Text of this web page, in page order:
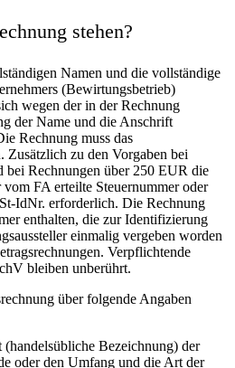
stehen?
Namen und die vollständige
(Bewirtungsbetrieb)
wegen der in der Rechnung
der Name und die Anschrift
Rechnung muss das
Zusätzlich zu den Vorgaben bei
bei Rechnungen über 250 EUR die
FA erteilte Steuernummer oder
IdNr. erforderlich. Die Rechnung
enthalten, die zur Identifizierung
einmalig vergeben worden
Verpflichtende
bleiben unberührt.
über folgende Angaben
Bezeichnung) der
oder den Umfang und die Art der